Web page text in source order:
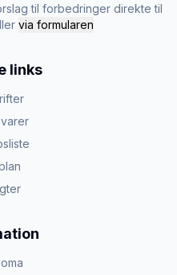
til forbedringer direkte til
via formularen
links